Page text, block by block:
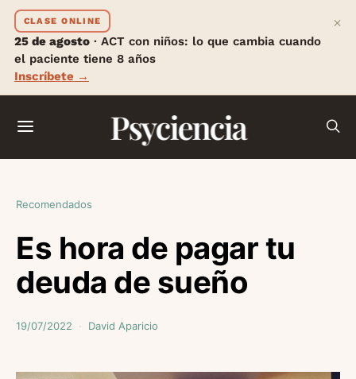
CLASE ONLINE
25 de agosto · ACT con niños: lo que cambia cuando
el paciente tiene 8 años
Inscríbete →
×
Psyciencia
Recomendados
Es hora de pagar tu
deuda de sueño
19/07/2022 David Aparicio